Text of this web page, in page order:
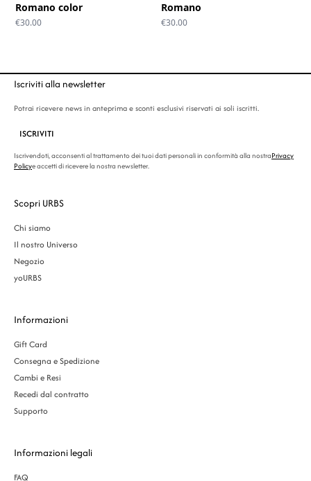
Romano color
€30.00
Romano
€30.00
Iscriviti alla newsletter
Potrai ricevere news in anteprima e sconti esclusivi riservati ai soli iscritti.
ISCRIVITI
Iscrivendoti, acconsenti al trattamento dei tuoi dati personali in conformità alla nostraPrivacy
Policye accetti di ricevere la nostra newsletter.
Scopri URBS
Chi siamo
Il nostro Universo
Negozio
yoURBS
Informazioni
Gift Card
Consegna e Spedizione
Cambi e Resi
Recedi dal contratto
Supporto
Informazioni legali
FAQ